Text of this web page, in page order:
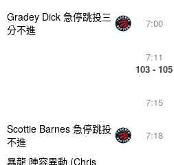
暴龍 陣容異動 (Chris
7:18
Scottie Barnes 急停跳投
不進
7:15
7:11
103 - 105
7:00
Gradey Dick 急停跳投三
分不進